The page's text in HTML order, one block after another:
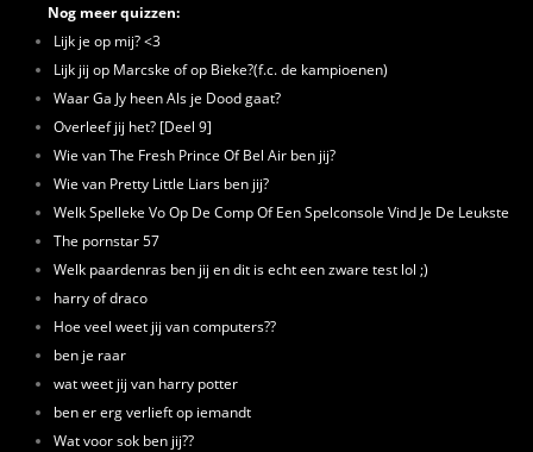
Nog meer quizzen:
Lijk je op mij? <3
Lijk jij op Marcske of op Bieke?(f.c. de kampioenen)
Waar Ga Jy heen Als je Dood gaat?
Overleef jij het? [Deel 9]
Wie van The Fresh Prince Of Bel Air ben jij?
Wie van Pretty Little Liars ben jij?
Welk Spelleke Vo Op De Comp Of Een Spelconsole Vind Je De Leukste
The pornstar 57
Welk paardenras ben jij en dit is echt een zware test lol ;)
harry of draco
Hoe veel weet jij van computers??
ben je raar
wat weet jij van harry potter
ben er erg verlieft op iemandt
Wat voor sok ben jij??